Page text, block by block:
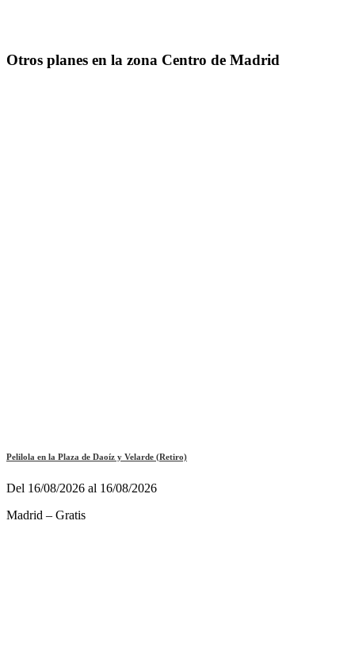
Otros planes en la zona Centro de Madrid
Pelilola en la Plaza de Daoíz y Velarde (Retiro)
Del 16/08/2026 al 16/08/2026
Madrid – Gratis